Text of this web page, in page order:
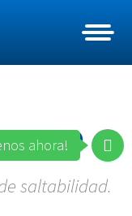
ahora!
saltabilidad.